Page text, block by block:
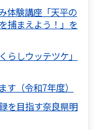
体験講座「天平の
捕まえよう！」を
らしウッテツケ」
す（令和7年度）
を目指す奈良県明